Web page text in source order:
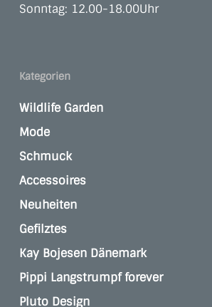
Sonntag: 12.00-18.00Uhr
Kategorien
Wildlife Garden
Mode
Schmuck
Accessoires
Neuheiten
Gefilztes
Kay Bojesen Dänemark
Pippi Langstrumpf forever
Pluto Design